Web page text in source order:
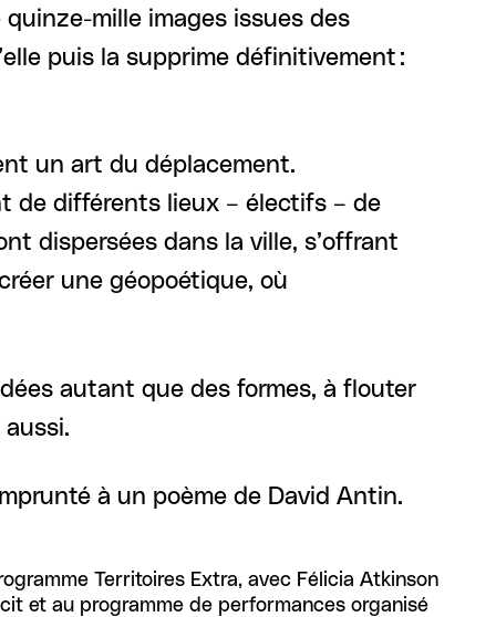
quinze-mille images issues des
puis la supprime définitivement :
un art du déplacement.
de différents lieux – électifs – de
dispersées dans la ville, s’offrant
une géopoétique, où
autant que des formes, à flouter
à un poème de David Antin.
Territoires Extra, avec Félicia Atkinson
et au programme de performances organisé